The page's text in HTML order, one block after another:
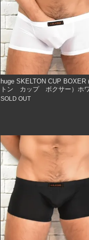
huge SKELTON CUP BOXER
トン カップ ボクサー）ホ
SOLD OUT